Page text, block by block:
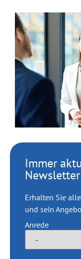
Immer
Newsletter
Erhalten Sie
und sein
Anrede